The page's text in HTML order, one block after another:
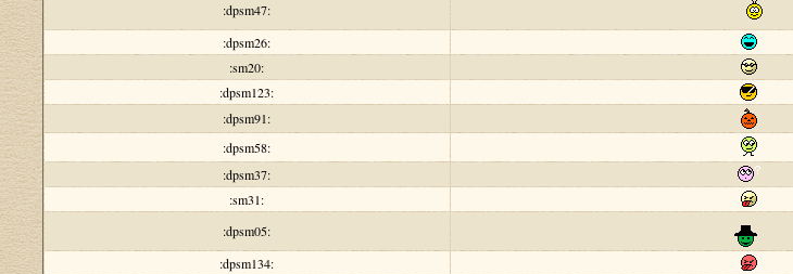
:dpsm47:
:dpsm26:
:sm20:
:dpsm123:
:dpsm91:
:dpsm58:
:dpsm37:
:sm31:
:dpsm05:
:dpsm134: